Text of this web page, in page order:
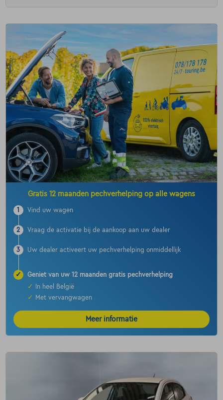
Gratis 12 maanden pechverhelping op alle wagens
1 Vind uw wagen
2 Vraag de activatie bij de aankoop aan uw dealer
3 Uw dealer activeert uw pechverhelping onmiddellijk
✓
Geniet van uw 12 maanden gratis pechverhelping
✓
In heel België
✓
Met vervangwagen
Meer informatie